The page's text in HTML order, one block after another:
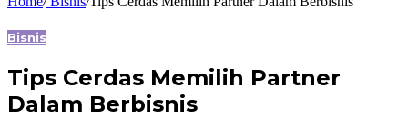
Bisnis
Tips Cerdas Memilih Partner
Dalam Berbisnis